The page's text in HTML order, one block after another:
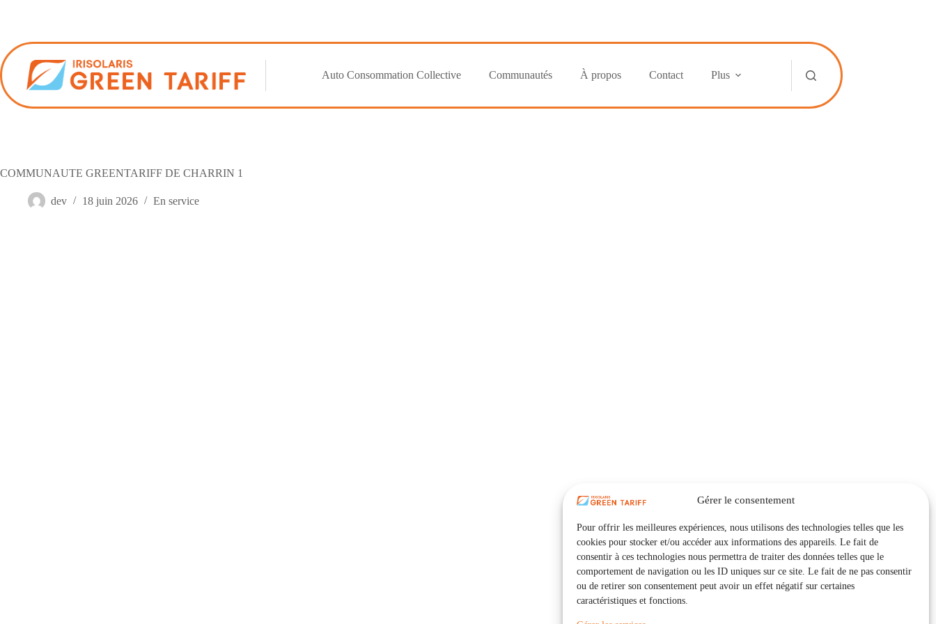
Gérer le consentement
Pour offrir les meilleures expériences, nous utilisons des technologies telles que les
cookies pour stocker et/ou accéder aux informations des appareils. Le fait de
consentir à ces technologies nous permettra de traiter des données telles que le
comportement de navigation ou les ID uniques sur ce site. Le fait de ne pas consentir
ou de retirer son consentement peut avoir un effet négatif sur certaines
caractéristiques et fonctions.
Auto Consommation Collective Communautés À propos Contact Plus
COMMUNAUTE GREENTARIFF DE CHARRIN 1
dev 18 juin 2026 En service